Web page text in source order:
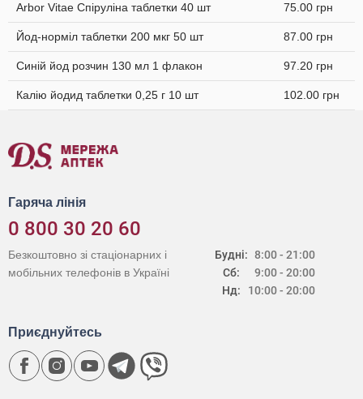
Arbor Vitae Спіруліна таблетки 40 шт 75.00 грн
Йод-норміл таблетки 200 мкг 50 шт 87.00 грн
Синій йод розчин 130 мл 1 флакон 97.20 грн
Калію йодид таблетки 0,25 г 10 шт 102.00 грн
Гаряча лінія
0 800 30 20 60
Будні:
Сб:
Нд:
8:00 - 21:00
9:00 - 20:00
10:00 - 20:00
Безкоштовно зі стаціонарних і
мобільних телефонів в Україні
Приєднуйтесь